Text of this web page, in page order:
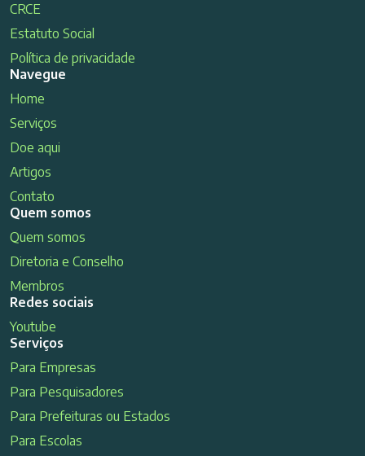
CRCE
Estatuto Social
Política de privacidade
Navegue
Home
Serviços
Doe aqui
Artigos
Contato
Quem somos
Quem somos
Diretoria e Conselho
Membros
Redes sociais
Youtube
Serviços
Para Empresas
Para Pesquisadores
Para Prefeituras ou Estados
Para Escolas